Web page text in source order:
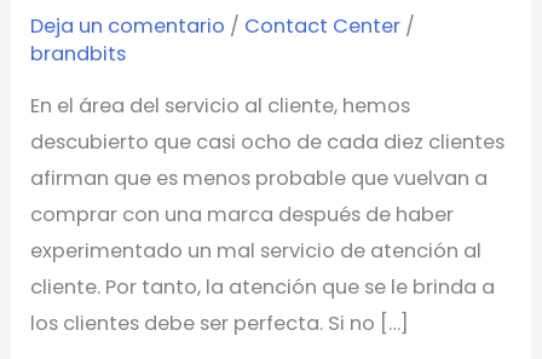
Deja un comentario / Contact Center /
brandbits
En el área del servicio al cliente, hemos
descubierto que casi ocho de cada diez clientes
afirman que es menos probable que vuelvan a
comprar con una marca después de haber
experimentado un mal servicio de atención al
cliente. Por tanto, la atención que se le brinda a
los clientes debe ser perfecta. Si no […]
y